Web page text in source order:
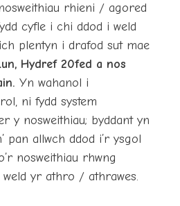
rhieni / agored
cyfle i chi ddod i weld
plentyn i drafod sut mae
Hydref 20fed a nos
Yn wahanol i
ni fydd system
y nosweithiau; byddant yn
pan allwch ddod i’r ysgol
nosweithiau rhwng
yr athro / athrawes.